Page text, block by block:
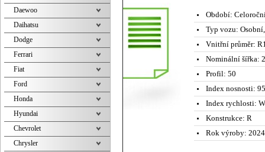
Období:
Typ vozu:
Vnitřní průměr:
Nominální šířka:
Profil: 50
Index nosnosti:
Index rychlosti:
Konstrukce: R
Rok výroby:
Daewoo
Daihatsu
Dodge
Ferrari
Fiat
Ford
Honda
Hyundai
Chevrolet
Chrysler